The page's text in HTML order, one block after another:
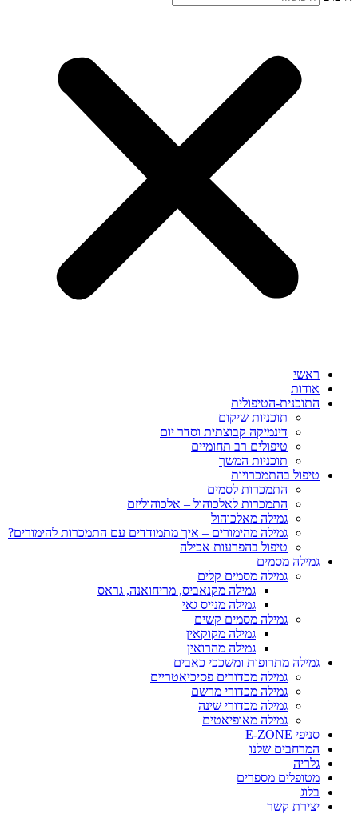
ראשי
אודות
התוכנית-הטיפולית
תוכניות שיקום
דינמיקה קבוצתית וסדר יום
טיפולים רב תחומיים
תוכניות המשך
טיפול בהתמכרויות
התמכרות לסמים
התמכרות לאלכוהול – אלכוהוליזם
גמילה מאלכוהול
גמילה מהימורים – איך מתמודדים עם התמכרות להימורים?
טיפול בהפרעות אכילה
גמילה מסמים
גמילה מסמים קלים
גמילה מקנאביס, מריחואנה, גראס
גמילה מנייס גאי
גמילה מסמים קשים
גמילה מקוקאין
גמילה מהרואין
גמילה מתרופות ומשככי כאבים
גמילה מכדורים פסיכיאטריים
גמילה מכדורי מרשם
גמילה מכדורי שינה
גמילה מאופיאטים
סניפי E-ZONE
המרחבים שלנו
גלריה
מטופלים מספרים
בלוג
יצירת קשר